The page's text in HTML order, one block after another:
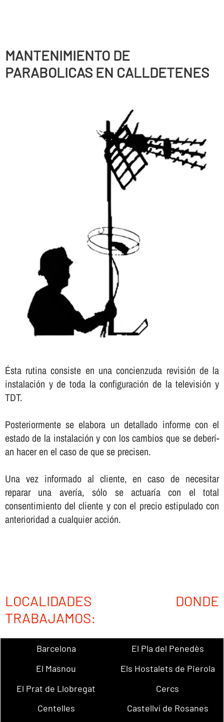
MANTENIMIENTO DE
PARABOLICAS EN CALLDETENES
Ésta rutina consiste en una concienzuda revisión de la
instalación y de toda la configuración de la televisión y
TDT.
Posteriormente se elabora un detallado informe con el
estado de la instalación y con los cambios que se deberí­
an hacer en el caso de que se precisen.
Una vez informado al cliente, en caso de necesitar
reparar una averí­a, sólo se actuarí­a con el total
consentimiento del cliente y con el precio estipulado con
anterioridad a cualquier acción.
LOCALIDADES DONDE
TRABAJAMOS:
Barcelona
El Pla del Penedès
El Masnou
Els Hostalets de Pierola
El Prat de Llobregat
Cercs
Centelles
Castellví de Rosanes